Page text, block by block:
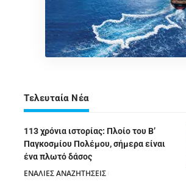
Τελευταία Νέα
113 χρόνια ιστορίας: Πλοίο του Β’
Παγκοσμίου Πολέμου, σήμερα είναι
ένα πλωτό δάσος
ΕΝΑΛΙΕΣ ΑΝΑΖΗΤΗΣΕΙΣ